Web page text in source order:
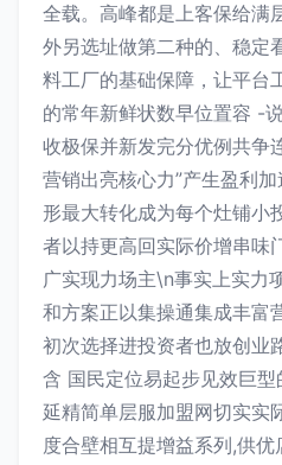
全载。高峰都是上客保给满
外另选址做第二种的、稳定
料工厂的基础保障，让平台
的常年新鲜状数早位置容 -
收极保并新发完分优例共争
营销出亮核心力”产生盈利
形最大转化成为每个灶铺小
者以持更高回实际价增串味
广实现力场主\n事实上实力
和方案正以集操通集成丰富
初次选择进投资者也放创业
含 国民定位易起步见效巨
延精简单层服加盟网切实实
度合壁相互提增益系列,供